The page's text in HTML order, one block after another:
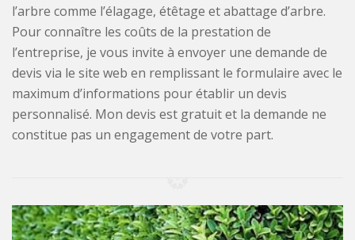
l’arbre comme l’élagage, étêtage et abattage d’arbre.
Pour connaître les coûts de la prestation de
l’entreprise, je vous invite à envoyer une demande de
devis via le site web en remplissant le formulaire avec le
maximum d’informations pour établir un devis
personnalisé. Mon devis est gratuit et la demande ne
constitue pas un engagement de votre part.